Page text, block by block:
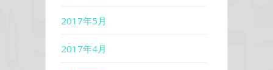
2017年5月
2017年4月